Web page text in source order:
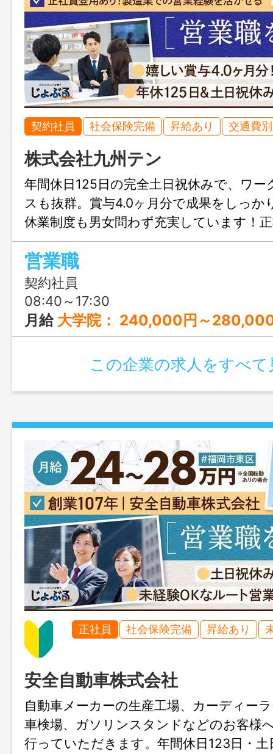
契約社員 社会保険完備 昇給あり 交通費
株式会社九州テン
年間休日125日の完全土日祝休みで、ワ
スも抜群。賞与4.0ヶ月分で成果をしっか
休業制度も男女問わず充実しています！
とした採用で、過去3年間の登用実績は90
献性の高い製品に携わりながら、安定し
キャリア形成が可能です◎
営業職
契約社員
08:40～17:30
月給 大学院： 240,000円～280,000円 大卒（高専専攻科）：230,000円～270,000円 高専（専門学校・短大）：206,000円～246,000円 【年
この企業の求人をすべて
正社員 社会保険完備 昇給あり
安全自動車株式会社
自動車メーカーの生産工場、カーディー
車検場、ガソリンスタンドなどのお客様
行っていただきます。年間休日123日・